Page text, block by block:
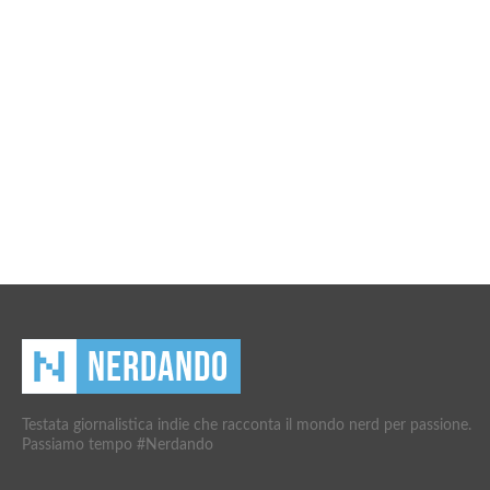
Testata giornalistica indie che racconta il mondo nerd per passione.
Passiamo tempo #Nerdando